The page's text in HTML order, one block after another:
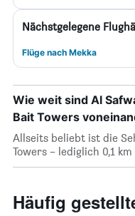
Nächstgelegene
Flüge nach Mekka
Wie weit sind Al
Bait Towers
Allseits beliebt ist die
Towers – lediglich 0,1
Häufig